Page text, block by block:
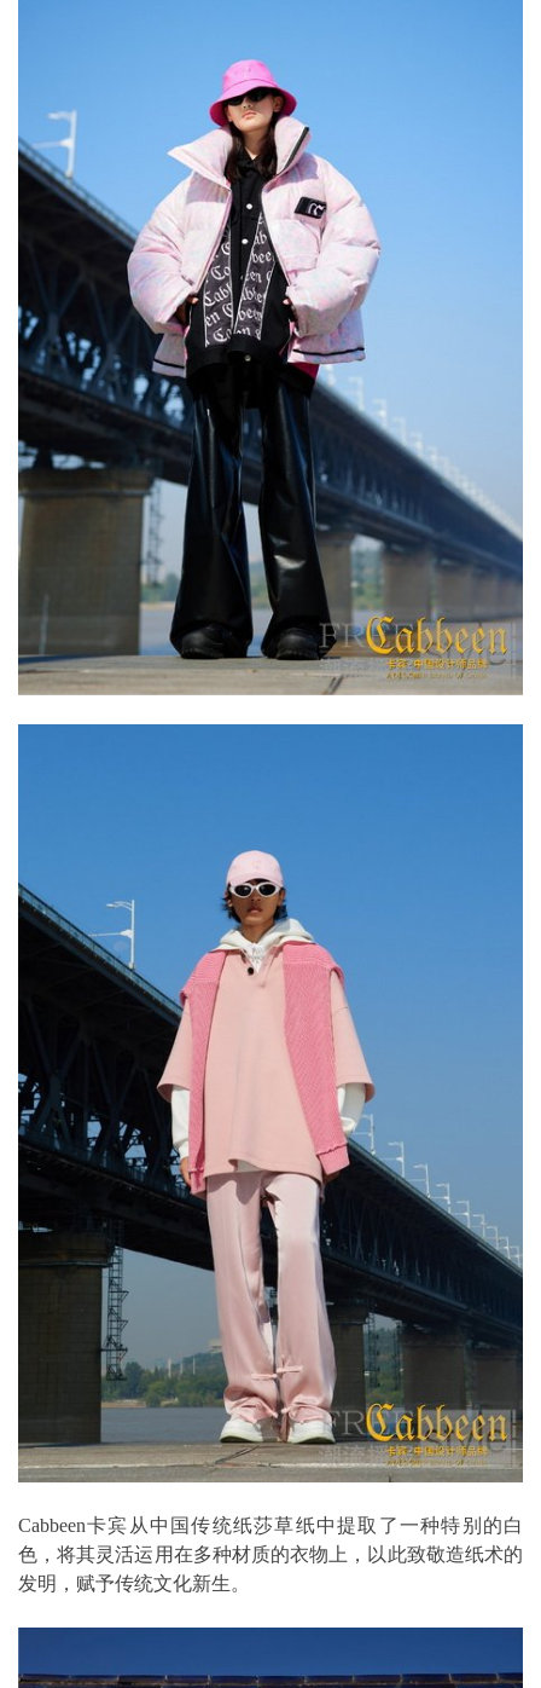
Cabbeen卡宾从中国传统纸莎草纸中提取了一种特别的白
色，将其灵活运用在多种材质的衣物上，以此致敬造纸术的
发明，赋予传统文化新生。